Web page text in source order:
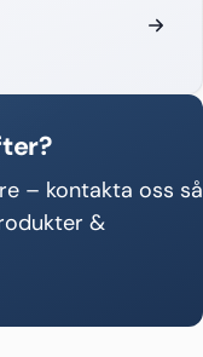
– kontakta oss så
&